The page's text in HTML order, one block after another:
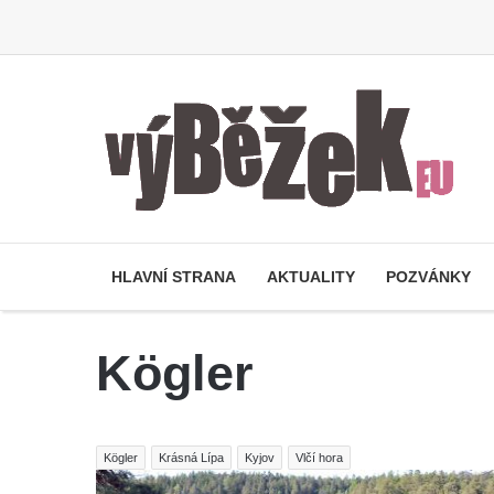
HLAVNÍ STRANA AKTUALITY POZVÁNKY
Kögler
Kögler Krásná Lípa Kyjov Vlčí hora